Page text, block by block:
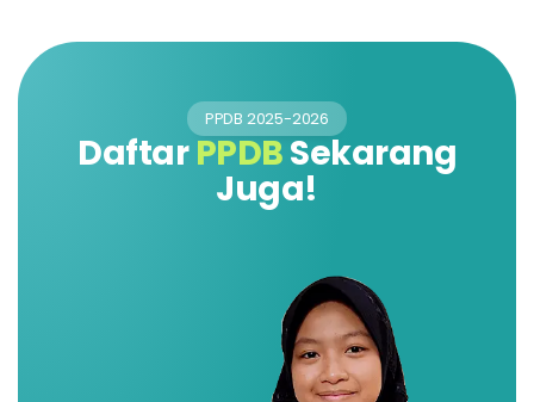
PPDB 2025-2026
DaftarPPDBSekarang
Juga!